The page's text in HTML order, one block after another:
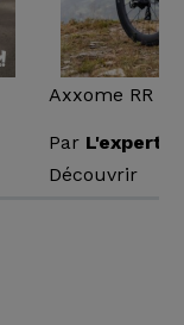
Axxome RR :
Par L'expert
Découvrir